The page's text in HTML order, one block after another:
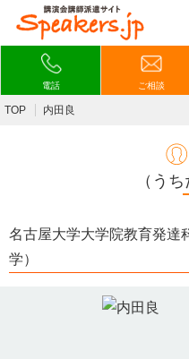
電話 ご相談
TOP 内田良
（う
名古屋大学大学院教育発達
学）